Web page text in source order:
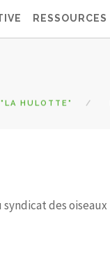
RESSOURCES
HULOTTE"
des oiseaux